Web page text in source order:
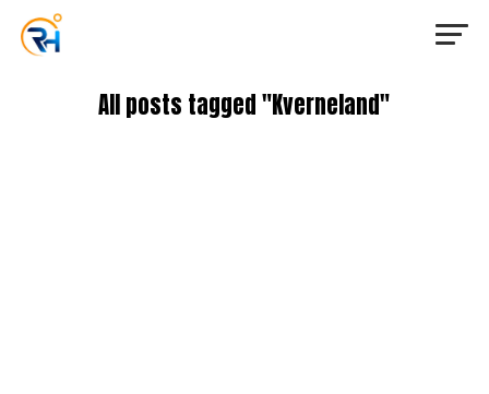
All posts tagged "Kverneland"